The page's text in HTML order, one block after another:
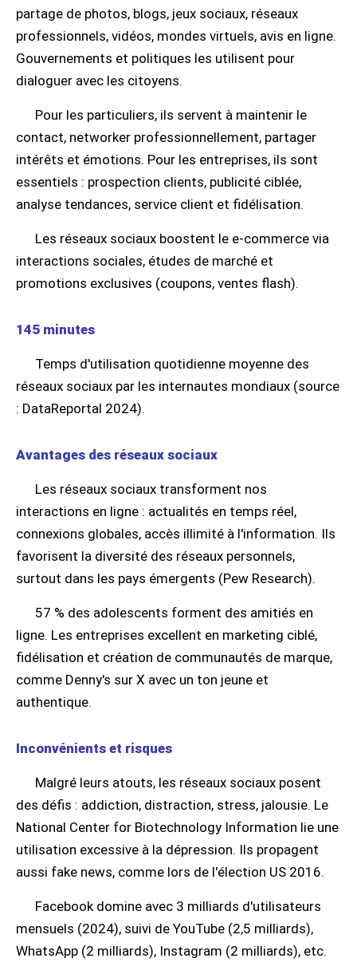
partage de photos, blogs, jeux sociaux, réseaux
professionnels, vidéos, mondes virtuels, avis en ligne.
Gouvernements et politiques les utilisent pour
dialoguer avec les citoyens.
Pour les particuliers, ils servent à maintenir le
contact, networker professionnellement, partager
intérêts et émotions. Pour les entreprises, ils sont
essentiels : prospection clients, publicité ciblée,
analyse tendances, service client et fidélisation.
Les réseaux sociaux boostent le e-commerce via
interactions sociales, études de marché et
promotions exclusives (coupons, ventes flash).
145 minutes
Temps d'utilisation quotidienne moyenne des
réseaux sociaux par les internautes mondiaux (source
: DataReportal 2024).
Avantages des réseaux sociaux
Les réseaux sociaux transforment nos
interactions en ligne : actualités en temps réel,
connexions globales, accès illimité à l'information. Ils
favorisent la diversité des réseaux personnels,
surtout dans les pays émergents (Pew Research).
57 % des adolescents forment des amitiés en
ligne. Les entreprises excellent en marketing ciblé,
fidélisation et création de communautés de marque,
comme Denny's sur X avec un ton jeune et
authentique.
Inconvénients et risques
Malgré leurs atouts, les réseaux sociaux posent
des défis : addiction, distraction, stress, jalousie. Le
National Center for Biotechnology Information lie une
utilisation excessive à la dépression. Ils propagent
aussi fake news, comme lors de l'élection US 2016.
Facebook domine avec 3 milliards d'utilisateurs
mensuels (2024), suivi de YouTube (2,5 milliards),
WhatsApp (2 milliards), Instagram (2 milliards), etc.